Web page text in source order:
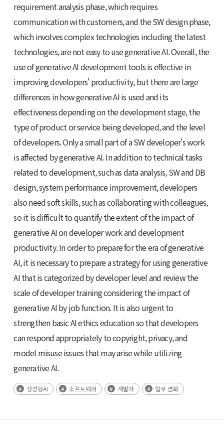
requirement analysis phase, which requires
communication with customers, and the SW design phase,
which involves complex technologies including the latest
technologies, are not easy to use generative AI. Overall, the
use of generative AI development tools is effective in
improving developers' productivity, but there are large
differences in how generative AI is used and its
effectiveness depending on the development stage, the
type of product or service being developed, and the level
of developers. Only a small part of a SW developer's work
is affected by generative AI. In addition to technical tasks
related to development, such as data analysis, SW and DB
design, system performance improvement, developers
also need soft skills, such as collaborating with colleagues,
so it is difficult to quantify the extent of the impact of
generative AI on developer work and development
productivity. In order to prepare for the era of generative
AI, it is necessary to prepare a strategy for using generative
AI that is categorized by developer level and review the
scale of developer training considering the impact of
generative AI by job function. It is also urgent to
strengthen basic AI ethics education so that developers
can respond appropriately to copyright, privacy, and
model misuse issues that may arise while utilizing
generative AI.
생성형AI 소프트웨어 개발자 업무 변화